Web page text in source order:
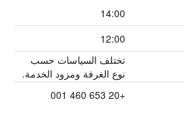
14:00
12:00
تختلف السياسات حسب
نوع الغرفة ومزود الخدمة.
+20 653 460 001